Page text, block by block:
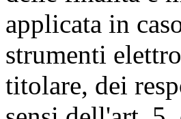
applicata in
strumenti
titolare, dei